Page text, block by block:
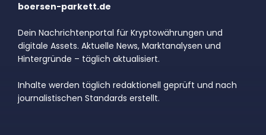
boersen-parkett.de
Dein Nachrichtenportal für Kryptowährungen und
digitale Assets. Aktuelle News, Marktanalysen und
Hintergründe – täglich aktualisiert.
Inhalte werden täglich redaktionell geprüft und nach
journalistischen Standards erstellt.